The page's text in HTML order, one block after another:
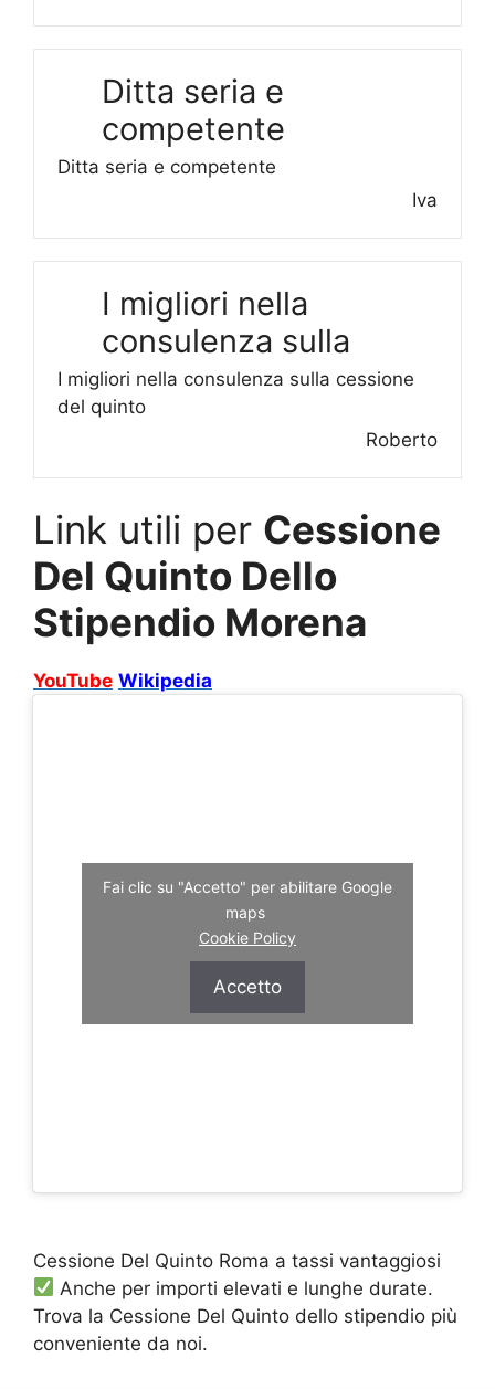
Ditta seria e
competente
Ditta seria e competente
Iva
I migliori nella
consulenza sulla
I migliori nella consulenza sulla cessione
del quinto
Roberto
Link utili per Cessione
Del Quinto Dello
Stipendio Morena
YouTube Wikipedia
Fai clic su "Accetto" per abilitare Google
maps
Cookie Policy
Accetto
Cessione Del Quinto Roma a tassi vantaggiosi
Anche per importi elevati e lunghe durate.
Trova la Cessione Del Quinto dello stipendio più
conveniente da noi.